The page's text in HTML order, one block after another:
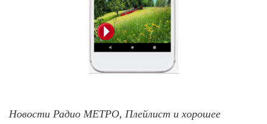
Новости Радио МЕТРО, Плейлист и хорошее